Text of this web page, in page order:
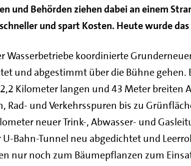
und Behörden ziehen dabei an einem
und spart Kosten. Heute wurde
Wasserbetriebe koordinierte
und abgestimmt über die Bühne
Kilometer langen und 43 Meter breiten
Rad- und Verkehrsspuren bis zu
neuer Trink-, Abwasser- und
Bahn-Tunnel neu abgedichtet und
nur noch zum Bäumepflanzen zum